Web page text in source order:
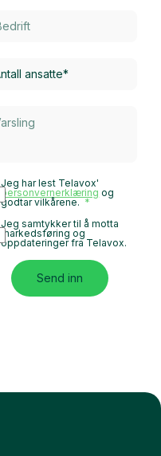
Jeg har lest Telavox'
personvernerklæring og
godtar vilkårene.
Jeg samtykker til å motta
markedsføring og
oppdateringer fra Telavox.
Send inn